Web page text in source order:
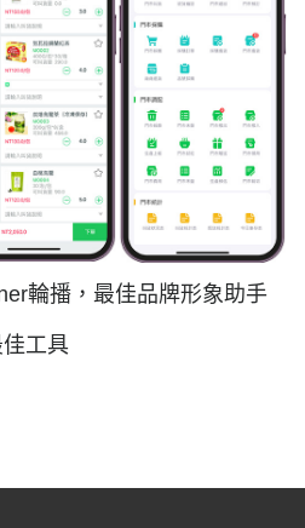
輪播，最佳品牌形象助手
工具